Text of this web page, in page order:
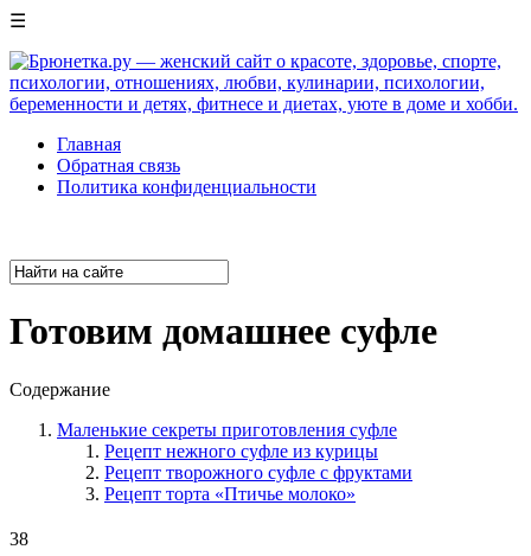
☰
Главная
Обратная связь
Политика конфиденциальности
Готовим домашнее суфле
Содержание
Маленькие секреты приготовления суфле
Рецепт нежного суфле из курицы
Рецепт творожного суфле с фруктами
Рецепт торта «Птичье молоко»
38